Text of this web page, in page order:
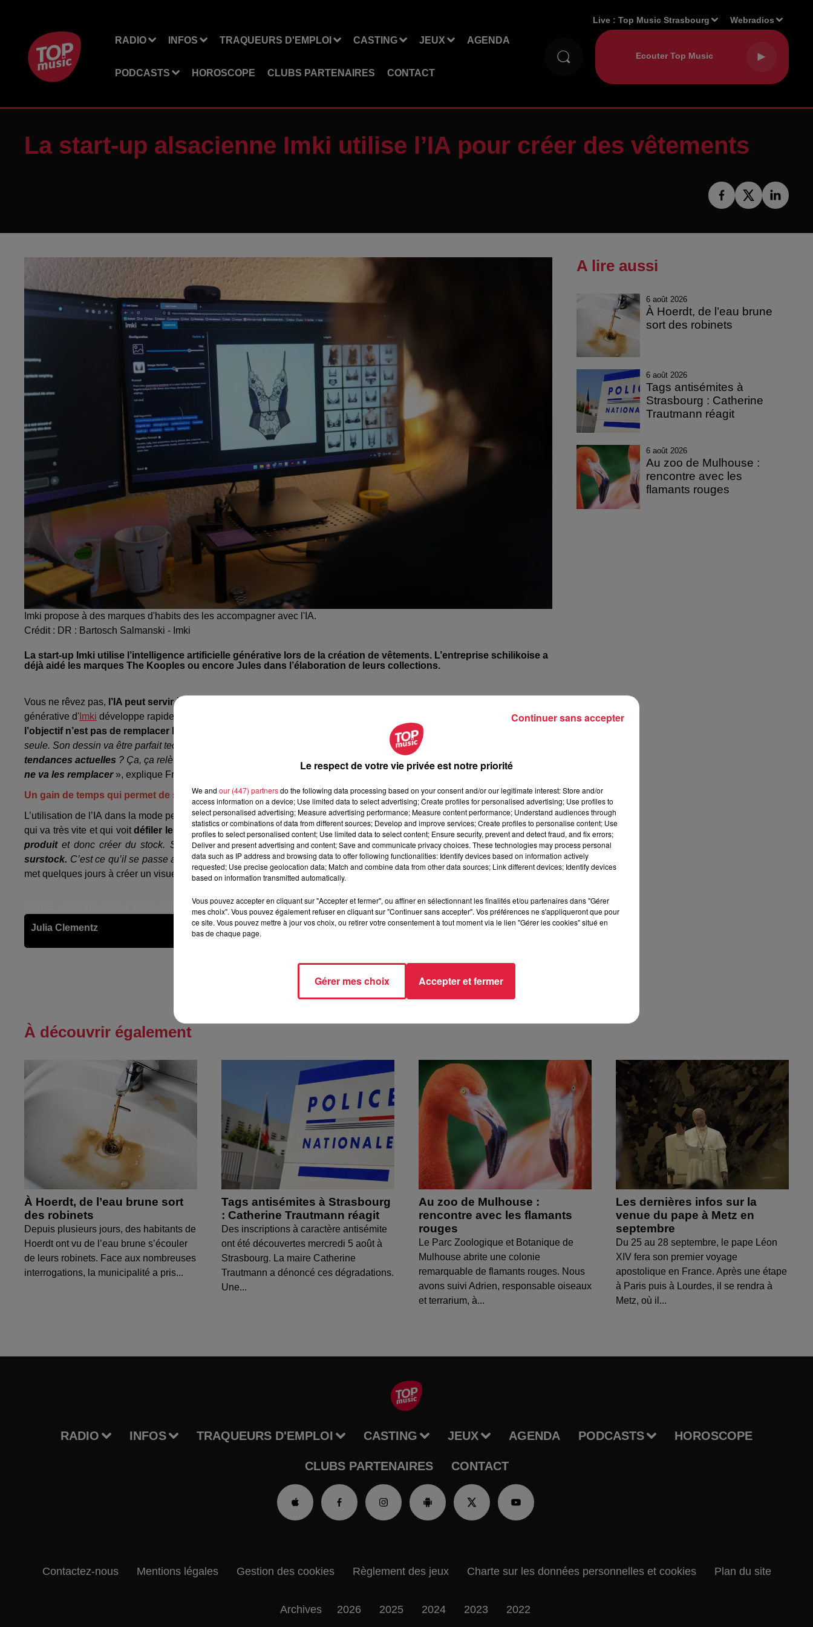
RADIO INFOS TRAQUEURS D'EMPLOI CASTING JEUX AGENDA
PODCASTS HOROSCOPE CLUBS PARTENAIRES CONTACT
Live :Top Music Strasbourg Webradios
La start-up alsacienne Imki utilise l’IA pour créer des vêtements
Imki propose à des marques d'habits des les accompagner avec l'IA.
Crédit : DR : Bartosch Salmanski - Imki
La start-up Imki utilise l’intelligence artificielle générative lors de la création de vêtements. L’entreprise schilikoise a
déjà aidé les marques The Kooples ou encore Jules dans l’élaboration de leurs collections.
Vous ne rêvez pas, l’IA peut servir à la confection de votre pull, jean ou encore robe !
générative d' Imki développe rapidement des dessins techniques et réalistes de vêtements pour plusieurs marques. Mais
l’objectif n’est pas de remplacer les créateurs,
inerte, elle n’a pas vocation à créer
seule. Son dessin va être parfait techniquement, mais est-ce qu’il va être
juste dans l’ère du temps, la mode, les
tendances actuelles ? Ça, ça relève du designeur.
L’IA va aider les designeurs à aller plus vite mais en aucun cas elle
ne va les remplacer », explique Frédéric Rose, fondateur d’Imki.
Un gain de temps qui permet de suivre la tendance
L’utilisation de l’IA dans la mode permetd’accélérer la phase de création et la prise de décision.Surtout dans un monde
qui va très vite et qui voitdéfiler les tendances « Si vous mettez du temps,
vous allez potentiellement ne pas vendre le
produitet donc créer du stock. Si vous allez plus vite dans son élaboration, vous allez éviter l’invendu et donc le
surstock. C’est ce qu’il se passe avec l’IA »,dit Frédéric Rose. Grâce à l’intelligence artificielle générative, la start-up Imki
met quelques jours à créer un visuel définitif de vêtement.
Publié : 27 mars 2025 à 6h00 - Modifié : 1er avril 2025 à 7h40
Julia Clementz
A lire aussi
6 août 2026
À Hoerdt, de l’eau brune
sort des robinets
6 août 2026
Tags antisémites à
Strasbourg : Catherine
Trautmann réagit
6 août 2026
Au zoo de Mulhouse :
rencontre avec les
flamants rouges
À découvrir également
À Hoerdt, de l’eau brune sort
des robinets
Depuis plusieurs jours, des habitants de
Hoerdt ont vu de l’eau brune s’écouler
de leurs robinets. Face aux nombreuses
interrogations, la municipalité a pris...
Tags antisémites à Strasbourg
: Catherine Trautmann réagit
Des inscriptions à caractère antisémite
ont été découvertes mercredi 5 août à
Strasbourg. La maire Catherine
Trautmann a dénoncé ces dégradations.
Une...
Au zoo de Mulhouse :
rencontre avec les flamants
rouges
Le Parc Zoologique et Botanique de
Mulhouse abrite une colonie
remarquable de flamants rouges. Nous
avons suivi Adrien, responsable oiseaux
et terrarium, à...
Les dernières infos sur la
venue du pape à Metz en
septembre
Du 25 au 28 septembre, le pape Léon
XIV fera son premier voyage
apostolique en France. Après une étape
à Paris puis à Lourdes, il se rendra à
Metz, où il...
RADIO INFOS TRAQUEURS D'EMPLOI CASTING JEUX AGENDA PODCASTS HOROSCOPE
CLUBS PARTENAIRES CONTACT
Contactez-nous Mentions légales Gestion des cookies Règlement des jeux Charte sur les données personnelles et cookies Plan du site
Archives 2026 2025 2024 2023 2022
Le respect de votre vie privée est notre priorité
We and our (447) partnersdo the following data processing based on your consent and/or our legitimate interest: Store and/or
access information on a device; Use limited data to select advertising; Create profiles for personalised advertising; Use profiles to
select personalised advertising; Measure advertising performance; Measure content performance; Understand audiences through
statistics or combinations of data from different sources; Develop and improve services; Create profiles to personalise content; Use
profiles to select personalised content; Use limited data to select content; Ensure security, prevent and detect fraud, and fix errors;
Deliver and present advertising and content; Save and communicate privacy choices. These technologies may process personal
data such as IP address and browsing data to offer following functionalities: Identify devices based on information actively
requested; Use precise geolocation data; Match and combine data from other data sources; Link different devices; Identify devices
based on information transmitted automatically.
Vous pouvez accepter en cliquant sur "Accepter et fermer", ou affiner en sélectionnant les finalités et/ou partenaires dans "Gérer
mes choix". Vous pouvez également refuser en cliquant sur "Continuer sans accepter". Vos préférences ne s'appliqueront que pour
ce site. Vous pouvez mettre à jour vos choix, ou retirer votre consentement à tout moment via le lien "Gérer les cookies" situé en
bas de chaque page.
Gérer mes choix Accepter et fermer
Continuer sans accepter